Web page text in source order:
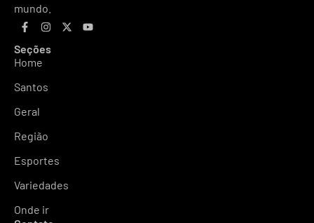
mundo.
Seções
Home
Santos
Geral
Região
Esportes
Variedades
Onde ir